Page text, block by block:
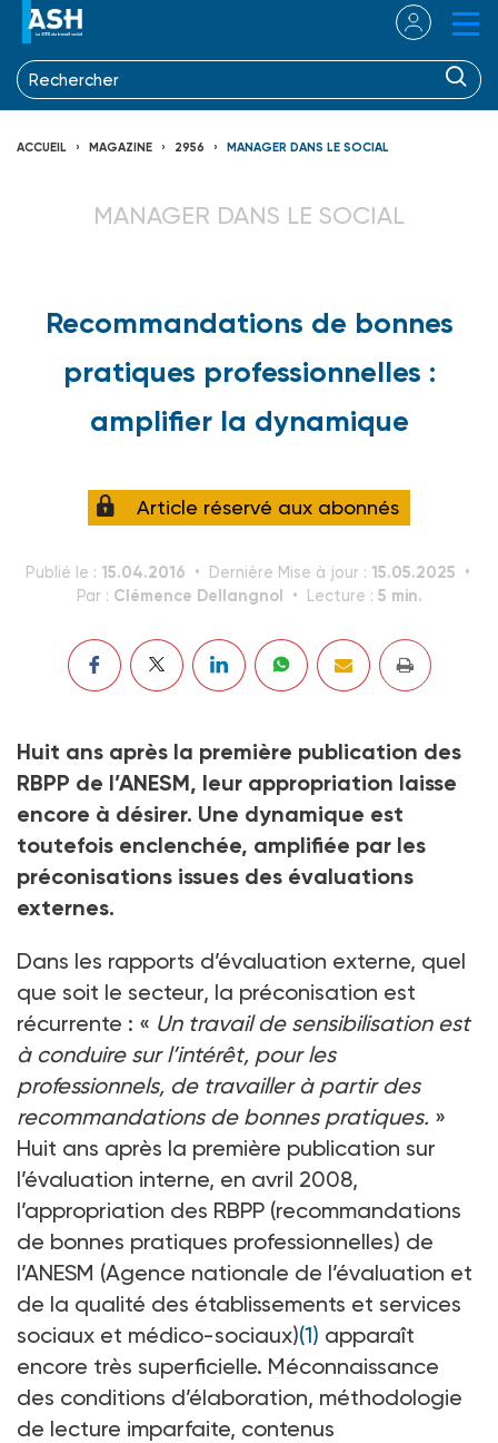
ACCUEIL MAGAZINE 2956 MANAGER DANS LE SOCIAL
MANAGER DANS LE SOCIAL
Recommandations de bonnes
pratiques professionnelles :
amplifier la dynamique
Article réservé aux abonnés
Publié le : 15.04.2016 Dernière Mise à jour : 15.05.2025
Par : Clémence Dellangnol Lecture : 5 min.
Huit ans après la première publication des
RBPP de l’ANESM, leur appropriation laisse
encore à désirer. Une dynamique est
toutefois enclenchée, amplifiée par les
préconisations issues des évaluations
externes.
Dans les rapports d’évaluation externe, quel
que soit le secteur, la préconisation est
récurrente : « Un travail de sensibilisation est
à conduire sur l’intérêt, pour les
professionnels, de travailler à partir des
recommandations de bonnes pratiques. »
Huit ans après la première publication sur
l’évaluation interne, en avril 2008,
l’appropriation des RBPP (recommandations
de bonnes pratiques professionnelles) de
l’ANESM (Agence nationale de l’évaluation et
de la qualité des établissements et services
sociaux et médico-sociaux)(1) apparaît
encore très superficielle. Méconnaissance
des conditions d’élaboration, méthodologie
de lecture imparfaite, contenus